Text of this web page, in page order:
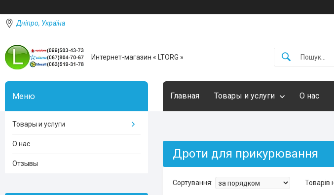
Дніпро, Україна
Интернет-магазин « LTORG »
Главная Товары и услуги О нас
Дроти для прикурювання
Товары и услуги
О нас
Отзывы